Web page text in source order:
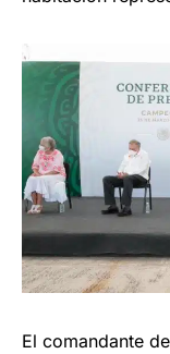
El comandante